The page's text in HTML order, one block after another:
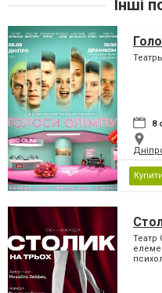
Інші
8
Купити
Театр